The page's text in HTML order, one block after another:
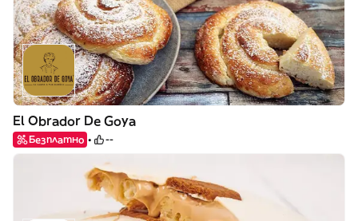
El Obrador De Goya
Безплатно --